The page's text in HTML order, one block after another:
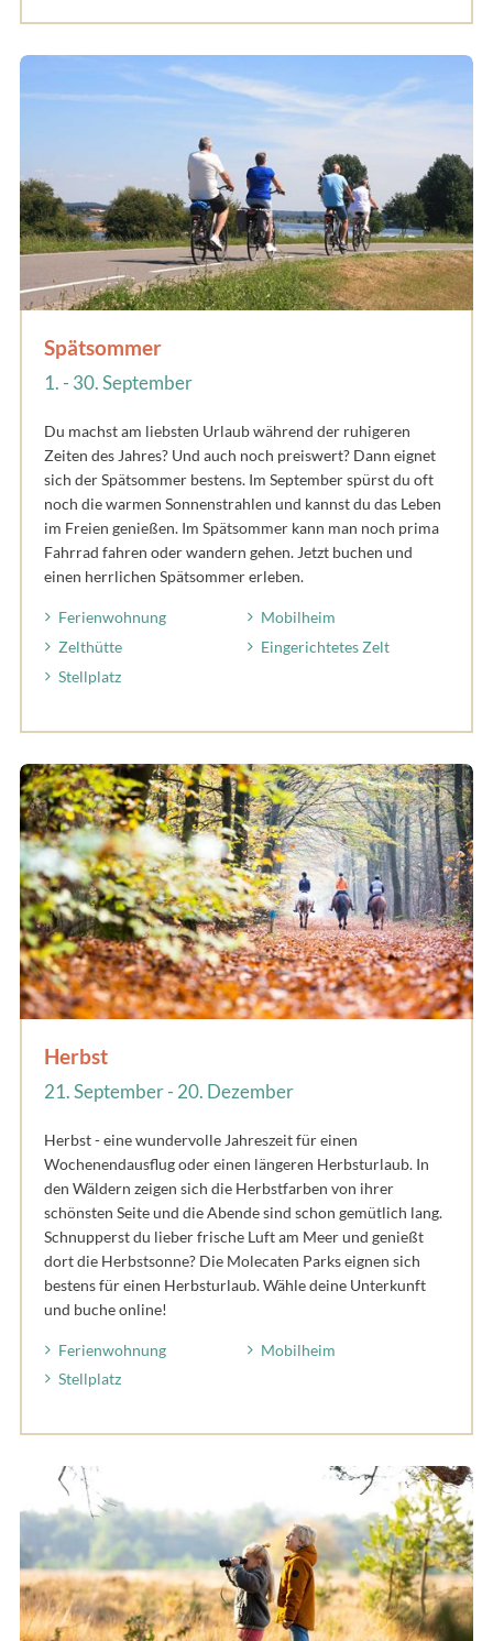
Spätsommer
1. - 30. September
Du machst am liebsten Urlaub während der ruhigeren
Zeiten des Jahres? Und auch noch preiswert? Dann eignet
sich der Spätsommer bestens. Im September spürst du oft
noch die warmen Sonnenstrahlen und kannst du das Leben
im Freien genießen. Im Spätsommer kann man noch prima
Fahrrad fahren oder wandern gehen. Jetzt buchen und
einen herrlichen Spätsommer erleben.
Ferienwohnung
Mobilheim
Zelthütte
Eingerichtetes Zelt
Stellplatz
Herbst
21. September - 20. Dezember
Herbst - eine wundervolle Jahreszeit für einen
Wochenendausflug oder einen längeren Herbsturlaub. In
den Wäldern zeigen sich die Herbstfarben von ihrer
schönsten Seite und die Abende sind schon gemütlich lang.
Schnupperst du lieber frische Luft am Meer und genießt
dort die Herbstsonne? Die Molecaten Parks eignen sich
bestens für einen Herbsturlaub. Wähle deine Unterkunft
und buche online!
Ferienwohnung
Mobilheim
Stellplatz